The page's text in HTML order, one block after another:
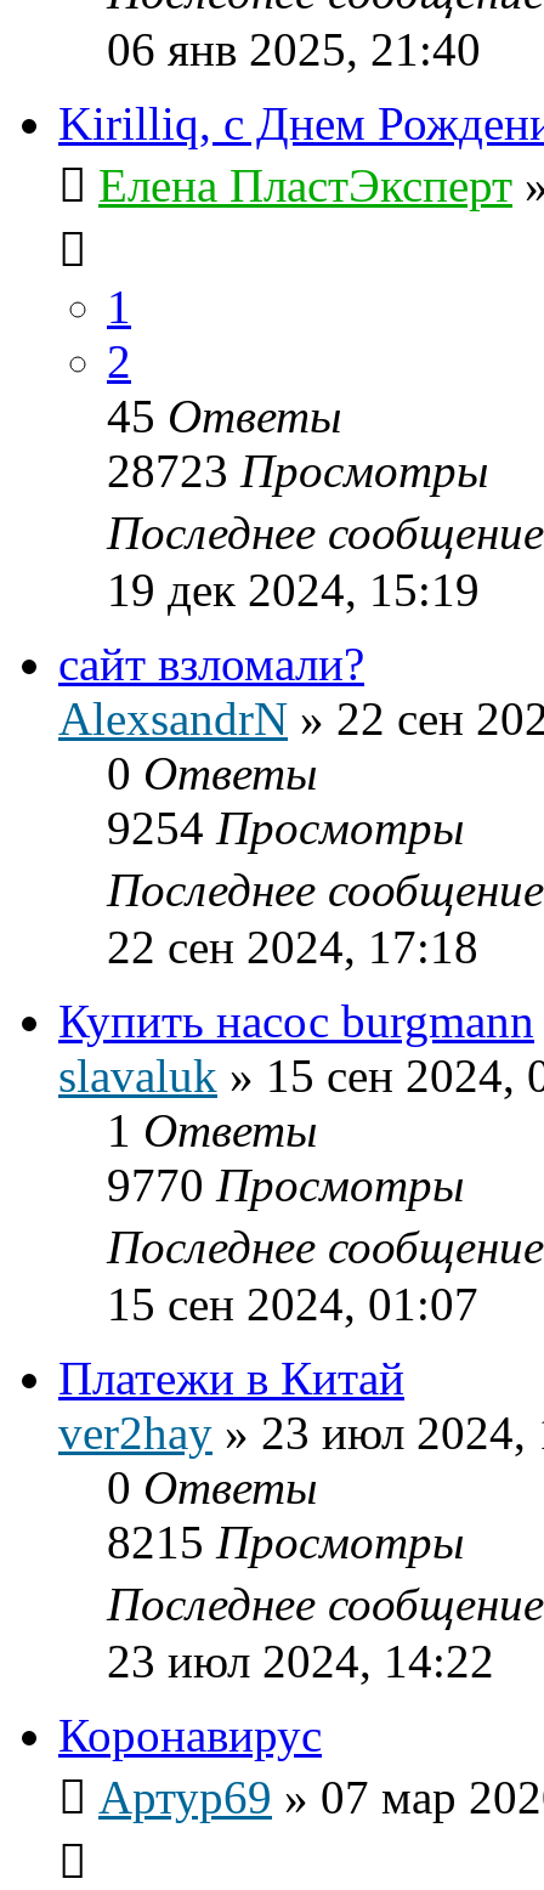
06 янв 2025, 21:40
Kirilliq, с Днем
Елена ПластЭксперт
1
2
45 Ответы
28723 Просмотры
Последнее
19 дек 2024, 15:19
сайт взломали?
AlexsandrN » 22 сен
0 Ответы
9254 Просмотры
Последнее
22 сен 2024, 17:18
Купить насос burgmann
slavaluk » 15 сен 2024,
1 Ответы
9770 Просмотры
Последнее
15 сен 2024, 01:07
Платежи в Китай
ver2hay » 23 июл 2024,
0 Ответы
8215 Просмотры
Последнее
23 июл 2024, 14:22
Коронавирус
Артур69 » 07 мар